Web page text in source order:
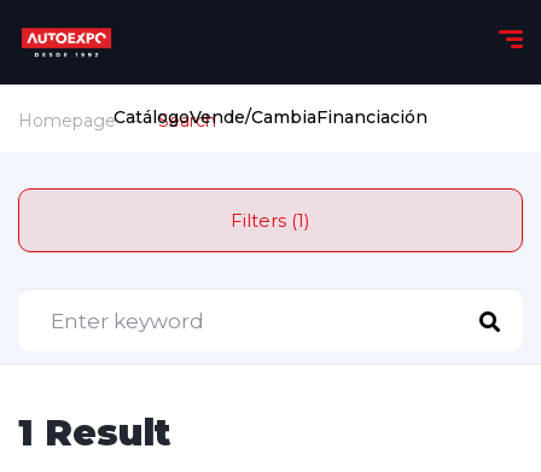
CatálogoVende/CambiaFinanciación
Homepage Search
Filters (1)
1 Result